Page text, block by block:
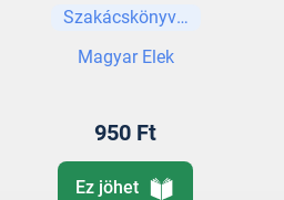
Szakácskönyvek
Magyar Elek
950 Ft
Ez jöhet